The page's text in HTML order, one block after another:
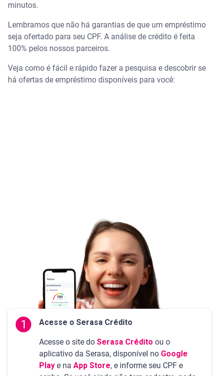
minutos.
Lembramos que não há garantias de que um empréstimo
seja ofertado para seu CPF. A análise de crédito é feita
100% pelos nossos parceiros.
Veja como é fácil e rápido fazer a pesquisa e descobrir se
há ofertas de empréstimo disponíveis para você:
1 Acesse o Serasa Crédito
Acesse o site do Serasa Crédito ou o
aplicativo da Serasa, disponível no Google
Play e na App Store, e informe seu CPF e